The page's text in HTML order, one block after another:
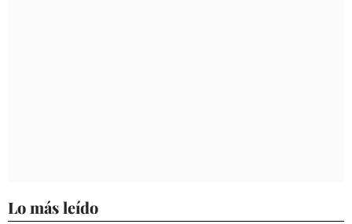
Lo más leído